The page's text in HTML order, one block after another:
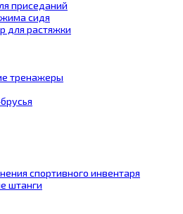
приседаний
сидя
для растяжки
тренажеры
спортивного инвентаря
штанги